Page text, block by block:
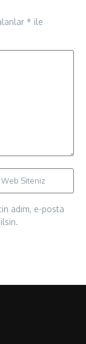
* ile
adım, e-posta